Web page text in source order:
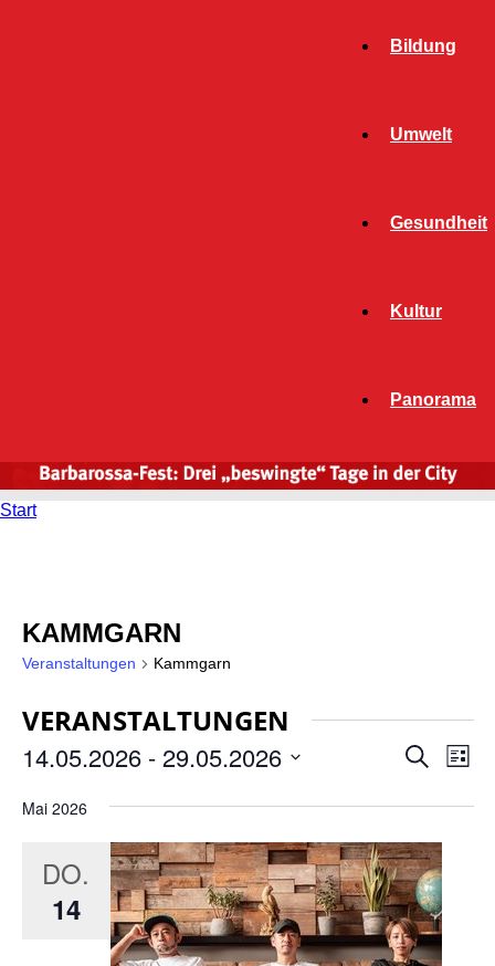
Bildung
Umwelt
Gesundheit
Kultur
Panorama
Start
KAMMGARN
Veranstaltungen Kammgarn
VERANSTALTUNGEN
Suche
Liste
14.05.2026 - 29.05.2026
wählen.
Mai 2026
DO.
14